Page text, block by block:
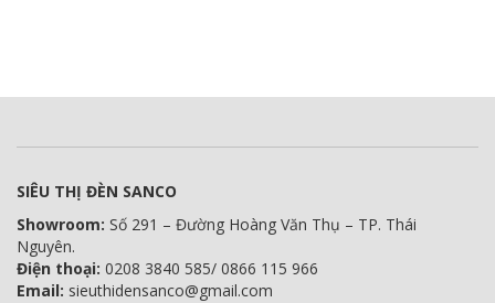
SIÊU THỊ ĐÈN SANCO
Showroom: Số 291 – Đường Hoàng Văn Thụ – TP. Thái
Nguyên.
Điện thoại: 0208 3840 585/ 0866 115 966
Email: sieuthidensanco@gmail.com